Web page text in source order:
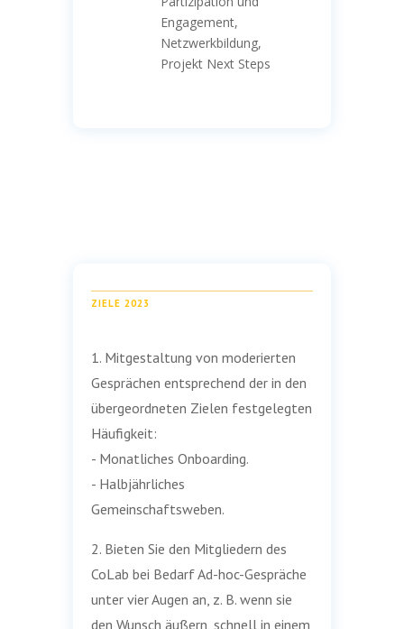
Engagement,
Netzwerkbildung,
Projekt Next Steps
ZIELE 2023
1. Mitgestaltung von moderierten
Gesprächen entsprechend der in den
übergeordneten Zielen festgelegten
Häufigkeit:
- Monatliches Onboarding.
- Halbjährliches
Gemeinschaftsweben.
2. Bieten Sie den Mitgliedern des
CoLab bei Bedarf Ad-hoc-Gespräche
unter vier Augen an, z. B. wenn sie
den Wunsch äußern, schnell in einem